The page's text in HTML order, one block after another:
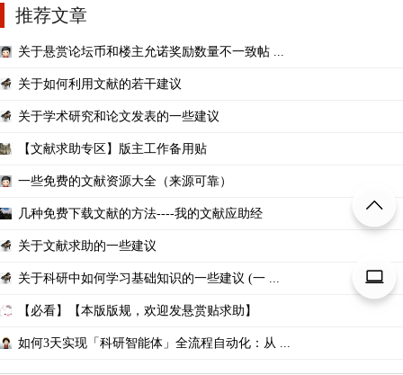
推荐文章
关于悬赏论坛币和楼主允诺奖励数量不一致帖 ...
关于如何利用文献的若干建议
关于学术研究和论文发表的一些建议
【文献求助专区】版主工作备用贴
一些免费的文献资源大全（来源可靠）
几种免费下载文献的方法----我的文献应助经
关于文献求助的一些建议
关于科研中如何学习基础知识的一些建议 (一 ...
【必看】【本版版规，欢迎发悬赏贴求助】
如何3天实现「科研智能体」全流程自动化：从 ...